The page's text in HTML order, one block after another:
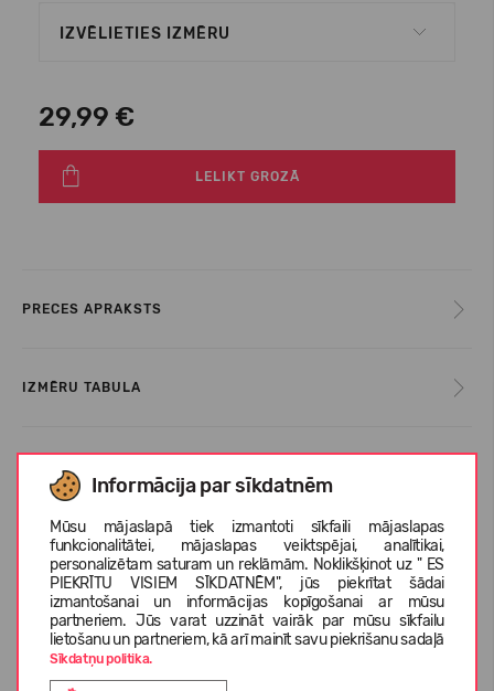
Informācija par sīkdatnēm
Mūsu mājaslapā tiek izmantoti sīkfaili mājaslapas
funkcionalitātei, mājaslapas veiktspējai, analītikai,
personalizētam saturam un reklāmām. Noklikšķinot uz " ES
PIEKRĪTU VISIEM SĪKDATNĒM", jūs piekrītat šādai
izmantošanai un informācijas kopīgošanai ar mūsu
partneriem. Jūs varat uzzināt vairāk par mūsu sīkfailu
lietošanu un partneriem, kā arī mainīt savu piekrišanu sadaļā
Sīkdatņu politika.
IZVĒLIETIES IZMĒRU
29,99 €
LELIKT GROZĀ
PRECES APRAKSTS
IZMĒRU TABULA
PAR CROCS™
KLIENTU ATSAUKSMES (1)